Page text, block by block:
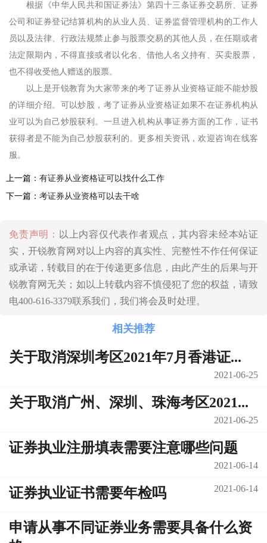
根据《中华人民共和国证券法》第四十三条证券交易所、证券
公司和证券登记结算机构的从业人员、证券监督管理机构的工作人
员以及法律、行政法规禁止参与股票交易的其他人员，在任期或者
法定限期内，不得直接或者以化名、借他人名义持有、买卖股票，
也不得收受他人赠送的股票。
以上是开锐教育为大家带来的考了证券从业资格证能不能炒股
的详细介绍。可以炒股，考了证券从业资格证如果不在证券机构从
业可以为自己炒股获利。一旦进入机构从事证券方面的工作，证书
获得者是不能为自己炒股获利的。更多相关资讯，欢迎咨询在线客
服。
上一篇： 有证券从业资格证可以找什么工作
下一篇： 考证券从业资格可以去干啥
免责声明：
以上内容仅代表作者观点，其内容未经本站证
实，开锐教育网对以上内容的真实性、完整性不作任何保证
或承诺，转载目的在于传递更多信息，由此产生的后果与开
锐教育网无关；如以上转载内容不慎侵犯了您的权益，请致
电400-616-3379联系我们，我们将会及时处理。
相关推荐
关于取消深圳考区2021年7月香港证...
2021-06-25
关于取消广州、深圳、珠海考区2021...
2021-06-25
证券执业注册填表需要注意哪些问题
2021-06-14
证券执业证书需要年检吗 2021-06-14
申请从事不同证券业务需要具备什么资